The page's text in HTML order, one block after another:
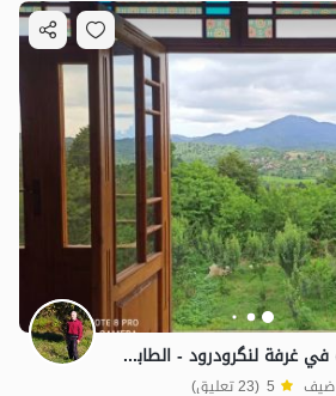
1.3مليون ت 4.6
استئجار فيلا حديقة جميلة في غرفة لنگرودرود - الطابق العلوي
5 (23 تعليق)